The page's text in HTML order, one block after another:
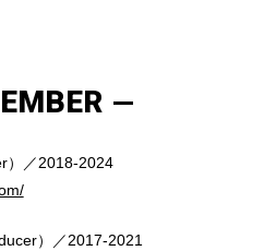
）／2018-2024
）／2017-2021